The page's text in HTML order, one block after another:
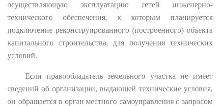
осуществляющую эксплуатацию сетей инженерно-
технического обеспечения, к которым планируется
подключение реконструированного (построенного) объекта
капитального строительства, для получения технических
условий.
Если правообладатель земельного участка не имеет
сведений об организации, выдающей технические условия,
он обращается в орган местного самоуправления с запросом